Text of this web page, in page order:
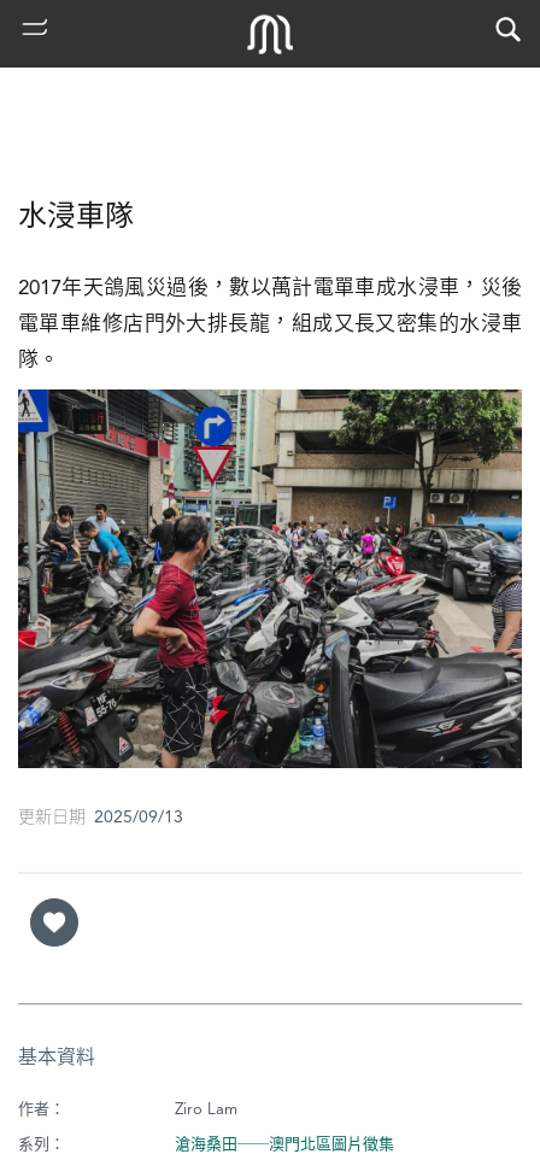
門
搜
索
古
地
圖
媽
閣
寺
廟
士
水浸車隊
2017年天鴿風災過後，數以萬計電單車成水浸車，災後
電單車維修店門外大排長龍，組成又長又密集的水浸車
隊。
更新日期 2025/09/13
基本資料
作者：
Ziro Lam
系列：
滄海桑田──澳門北區圖片徵集